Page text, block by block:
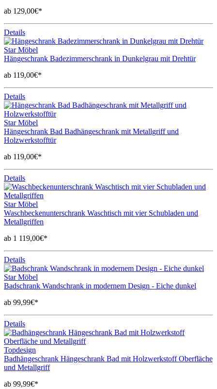
ab 129,00€*
Details
Star Möbel
Hängeschrank Badezimmerschrank in Dunkelgrau mit Drehtür
ab 119,00€*
Details
Star Möbel
Hängeschrank Bad Badhängeschrank mit Metallgriff und
Holzwerkstofftür
ab 119,00€*
Details
Star Möbel
Waschbeckenunterschrank Waschtisch mit vier Schubladen und
Metallgriffen
ab 1 119,00€*
Details
Star Möbel
Badschrank Wandschrank in modernem Design - Eiche dunkel
ab 99,99€*
Details
Topdesign
Badhängeschrank Hängeschrank Bad mit Holzwerkstoff Oberfläche
und Metallgriff
ab 99,99€*